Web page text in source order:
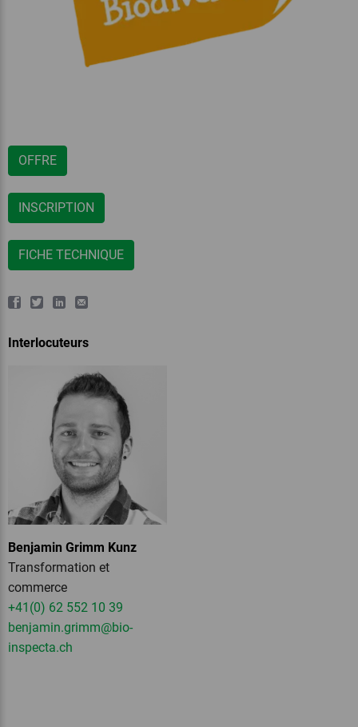
OFFRE
INSCRIPTION
FICHE TECHNIQUE
Interlocuteurs
Benjamin Grimm Kunz
Transformation et
commerce
+41(0) 62 552 10 39
benjamin.grimm@bio-
inspecta.ch